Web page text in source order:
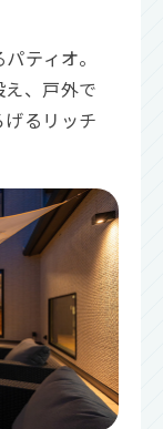
ティオ。
、戸外で
るリッチ